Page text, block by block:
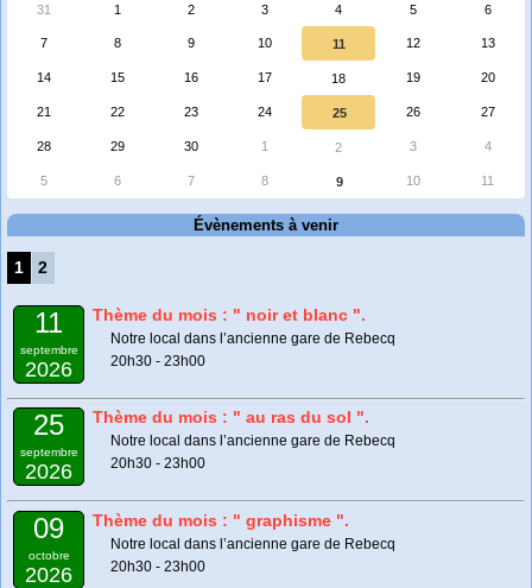
31 1 2 3 4 5 6
7 8 9 10 11 12 13
14 15 16 17 18 19 20
21 22 23 24 25 26 27
28 29 30 1 2 3 4
5 6 7 8 9 10 11
Évènements à venir
1 2
11
septembre
2026
Thème du mois : " noir et blanc ".
Notre local dans l’ancienne gare de Rebecq
20h30 - 23h00
25
septembre
2026
Thème du mois : " au ras du sol ".
Notre local dans l’ancienne gare de Rebecq
20h30 - 23h00
09
octobre
2026
Thème du mois : " graphisme ".
Notre local dans l’ancienne gare de Rebecq
20h30 - 23h00